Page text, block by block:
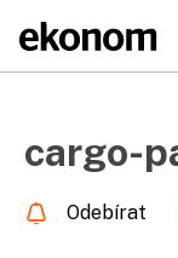
cargo-
Odebírat